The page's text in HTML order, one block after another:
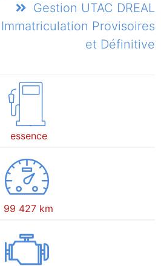
Gestion UTAC DREAL
Provisoires
et Définitive
essence
99 427 km